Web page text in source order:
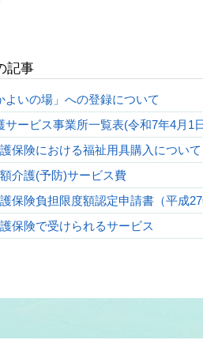
記事
よいの場」への登録について
サービス事業所一覧表(令和7年4月1
保険における福祉用具購入について
介護(予防)サービス費
保険負担限度額認定申請書（平成
保険で受けられるサービス